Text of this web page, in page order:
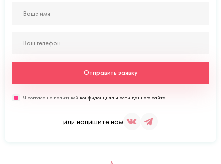
Отправить заявку
Я согласен с политикой конфиденциальности данного сайта
или напишите нам